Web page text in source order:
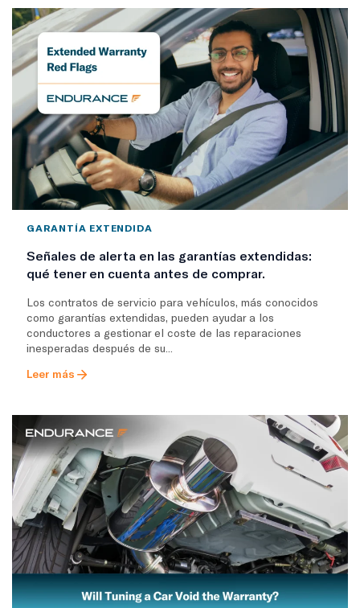
GARANTÍA EXTENDIDA
Señales de alerta en las garantías extendidas:
qué tener en cuenta antes de comprar.
Los contratos de servicio para vehículos, más conocidos
como garantías extendidas, pueden ayudar a los
conductores a gestionar el coste de las reparaciones
inesperadas después de su...
Leer más